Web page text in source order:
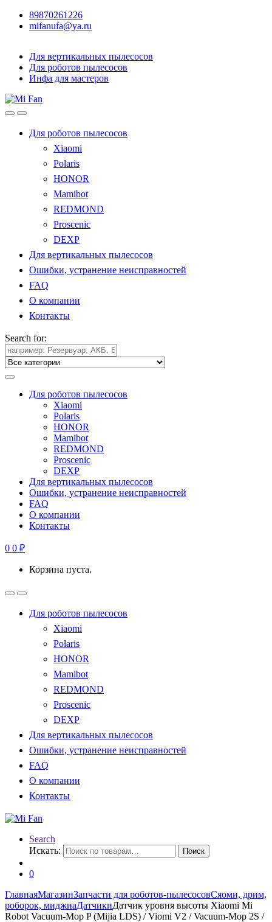
89870261226
mifanufa@ya.ru
Для вертикальных пылесосов
Для роботов пылесосов
Инфа для мастеров
Для роботов пылесосов
Xiaomi
Polaris
HONOR
Mamibot
REDMOND
Proscenic
DEXP
Для вертикальных пылесосов
Ошибки, устранение неисправностей
FAQ
О компании
Контакты
Search for:
Для роботов пылесосов
Xiaomi
Polaris
HONOR
Mamibot
REDMOND
Proscenic
DEXP
Для вертикальных пылесосов
Ошибки, устранение неисправностей
FAQ
О компании
Контакты
0 0 ₽
Корзина пуста.
Для роботов пылесосов
Xiaomi
Polaris
HONOR
Mamibot
REDMOND
Proscenic
DEXP
Для вертикальных пылесосов
Ошибки, устранение неисправностей
FAQ
О компании
Контакты
Search
Искать:
Поиск
0
ГлавнаяМагазинЗапчасти для роботов-пылесосовСяоми, дрим,
роборок, миджиаДатчикиДатчик уровня высоты Xiaomi Mi
Robot Vacuum-Mop P (Mijia LDS) / Viomi V2 / Vacuum-Mop 2S /